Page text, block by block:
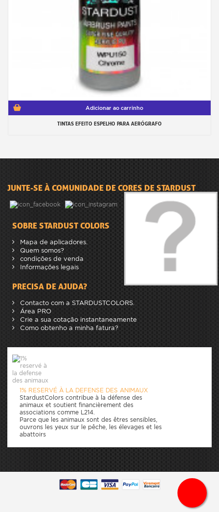
Adicionar ao carrinho
TINTAS EFEITO ESPELHO PARA AERÓGRAFO
JUNTE-SE À COMUNIDADE DE CORES DE STARDUST
SOBRE STARDUST COLORS
Mapa de aplicadores.
Quem somos?
condições de venda
Informações legais
PRECISA DE AJUDA?
Contacto com a STARDUSTCOLORS.
Área PRO
Crie a sua cotação instantaneamente
Como obtenho a minha fatura?
1% RESERVÉ À LA DEFENSE DES ANIMAUX
StardustColors contribue à la défense des
animaux et soutient financièrement des
associations comme L214.
Parce que les animaux sont des êtres sensibles,
ouvrons les yeux sur le pêche, les élevages et les
abattoirs